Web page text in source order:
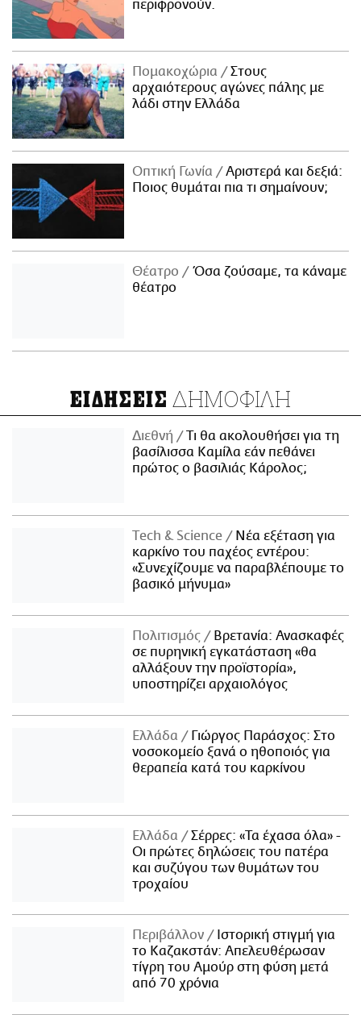
περιφρονούν.
Πομακοχώρια
Στους
αρχαιότερους αγώνες πάλης με
λάδι στην Ελλάδα
Οπτική Γωνία
Αριστερά και δεξιά:
Ποιος θυμάται πια τι σημαίνουν;
Θέατρο
Όσα ζούσαμε, τα κάναμε
θέατρο
ΕΙΔΗΣΕΙΣ ΔΗΜΟΦΙΛΗ
Διεθνή
Τι θα ακολουθήσει για τη
βασίλισσα Καμίλα εάν πεθάνει
πρώτος ο βασιλιάς Κάρολος;
Τech & Science
Νέα εξέταση για
καρκίνο του παχέος εντέρου:
«Συνεχίζουμε να παραβλέπουμε το
βασικό μήνυμα»
Πολιτισμός
Βρετανία: Ανασκαφές
σε πυρηνική εγκατάσταση «θα
αλλάξουν την προϊστορία»,
υποστηρίζει αρχαιολόγος
Ελλάδα
Γιώργος Παράσχος: Στο
νοσοκομείο ξανά ο ηθοποιός για
θεραπεία κατά του καρκίνου
Ελλάδα
Σέρρες: «Τα έχασα όλα» -
Οι πρώτες δηλώσεις του πατέρα
και συζύγου των θυμάτων του
τροχαίου
Περιβάλλον
Ιστορική στιγμή για
το Καζακστάν: Απελευθέρωσαν
τίγρη του Αμούρ στη φύση μετά
από 70 χρόνια